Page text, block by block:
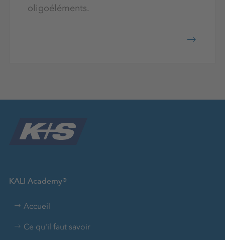
oligoéléments.
KALI Academy®
Accueil
Ce qu'il faut savoir